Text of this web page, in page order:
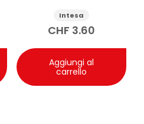
Intesa
CHF 3.60
Aggiungi al
carrello